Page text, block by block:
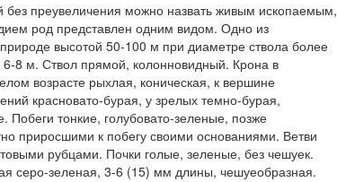
преувеличения можно назвать живым ископаемым,
род представлен одним видом. Одно из
высотой 50-100 м при диаметре ствола более
8 м. Ствол прямой, колонновидный. Крона в
возрасте рыхлая, коническая, к вершине
красновато-бурая, у зрелых темно-бурая,
Побеги тонкие, голубовато-зеленые, позже
приросшими к побегу своими основаниями. Ветви
рубцами. Почки голые, зеленые, без чешуек.
серо-зеленая, 3-6 (15) мм длины, чешуеобразная.